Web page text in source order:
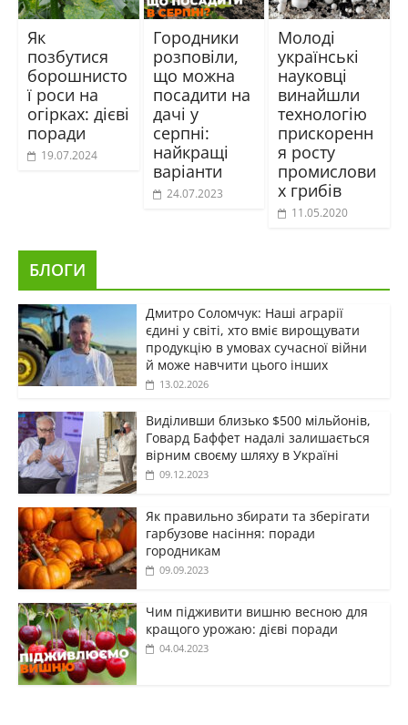
Як
позбутися
борошнисто
ї роси на
огірках: дієві
поради
19.07.2024
Городники
розповіли,
що можна
посадити на
дачі у
серпні:
найкращі
варіанти
24.07.2023
Молоді
українські
науковці
винайшли
технологію
прискоренн
я росту
промислови
х грибів
11.05.2020
БЛОГИ
Дмитро Соломчук: Наші аграрії
єдині у світі, хто вміє вирощувати
продукцію в умовах сучасної війни
й може навчити цього інших
13.02.2026
Виділивши близько $500 мільйонів,
Говард Баффет надалі залишається
вірним своєму шляху в Україні
09.12.2023
Як правильно збирати та зберігати
гарбузове насіння: поради
городникам
09.09.2023
Чим підживити вишню весною для
кращого урожаю: дієві поради
04.04.2023